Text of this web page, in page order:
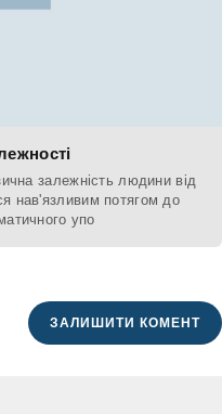
залежність людини від
нав'язливим потягом до
упо
ЗАЛИШИТИ КОМЕНТ